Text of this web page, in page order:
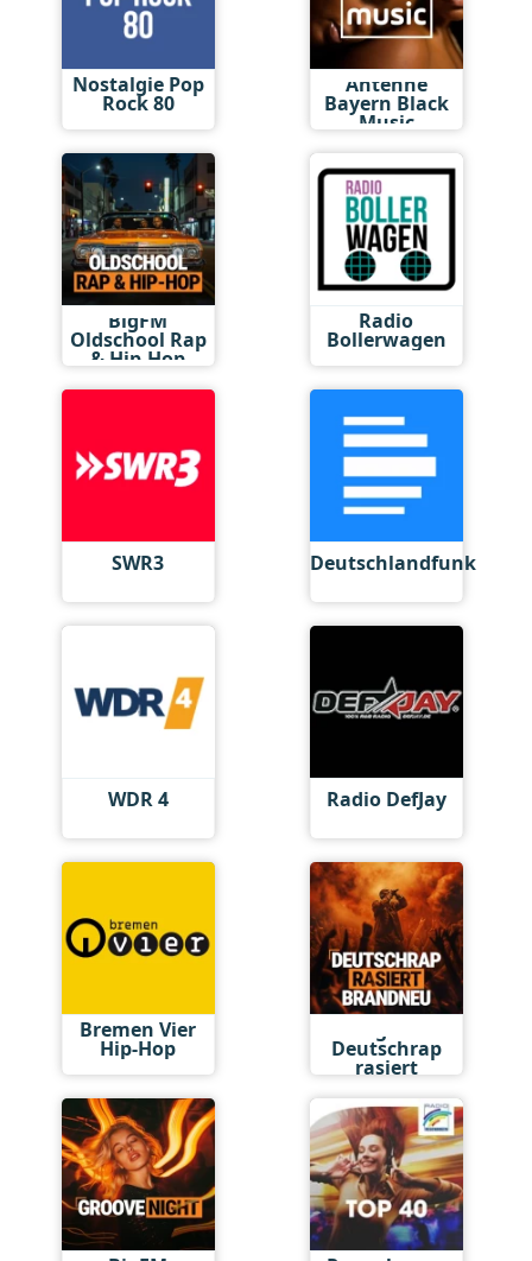
Nostalgie Pop
Rock 80
Antenne
Bayern Black
Music
BigFM
Oldschool Rap
& Hip-Hop
Radio
Bollerwagen
SWR3 Deutschlandfunk
WDR 4 Radio DefJay
Bremen Vier
Hip-Hop Deutschrap
rasiert